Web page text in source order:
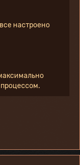
настроено